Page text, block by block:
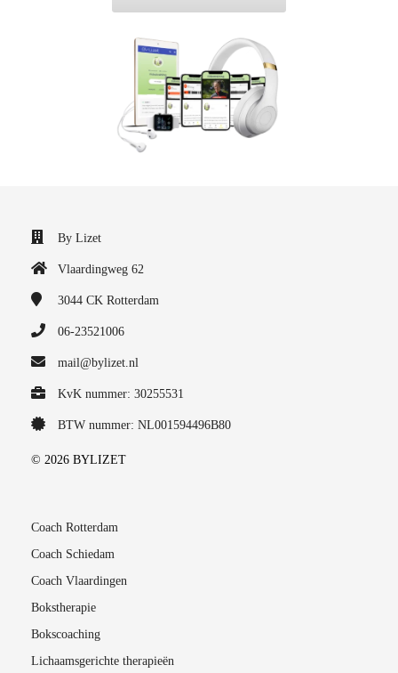
By Lizet
Vlaardingweg 62
3044 CK Rotterdam
06-23521006
mail@bylizet.nl
KvK nummer: 30255531
BTW nummer: NL001594496B80
© 2026 BYLIZET
Coach Rotterdam
Coach Schiedam
Coach Vlaardingen
Bokstherapie
Bokscoaching
Lichaamsgerichte therapieën